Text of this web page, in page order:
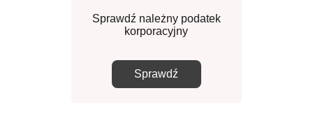
Sprawdź należny podatek
korporacyjny
Sprawdź